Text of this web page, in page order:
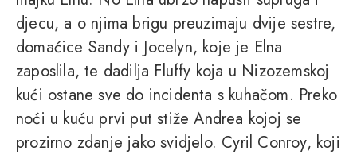
djecu, a o njima brigu preuzimaju dvije sestre,
domaćice Sandy i Jocelyn, koje je Elna
zaposlila, te dadilja Fluffy koja u Nizozemskoj
kući ostane sve do incidenta s kuhačom. Preko
noći u kuću prvi put stiže Andrea kojoj se
prozirno zdanje jako svidjelo. Cyril Conroy, koji